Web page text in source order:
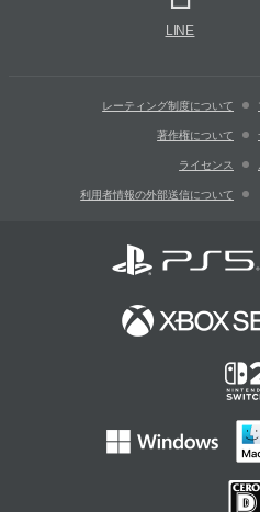
LINE
レーティング制度について
著作権について
ライセンス
利用者情報の外部送信について